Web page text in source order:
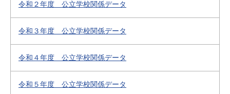
令和２年度 公立学校関係データ
令和３年度 公立学校関係データ
令和４年度 公立学校関係データ
令和５年度 公立学校関係データ